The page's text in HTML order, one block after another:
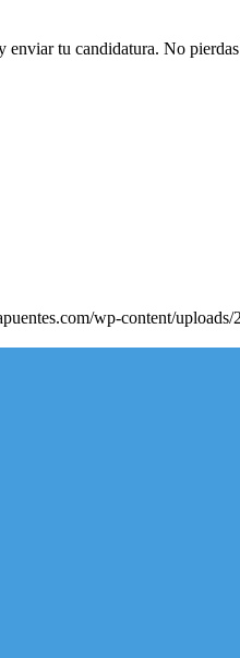
enviar tu candidatura. No
wp-content/